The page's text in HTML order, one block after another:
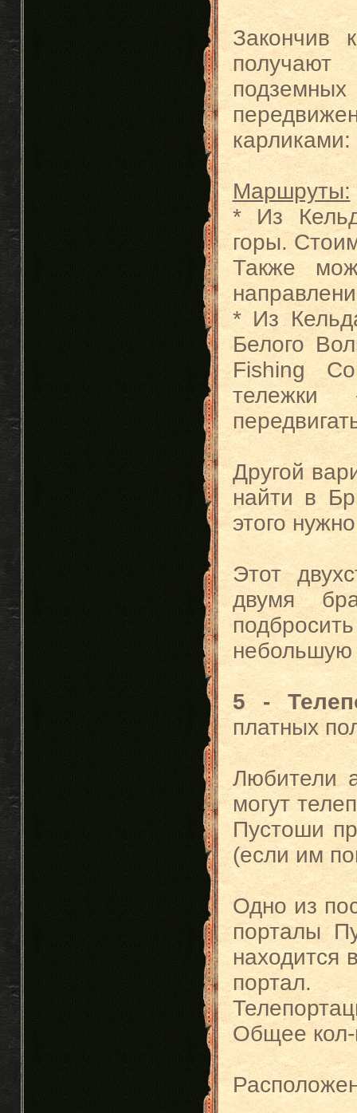
Закончив
карликами:
Маршруты:
* Из
горы.
Также
* Из
Белого
Fishing
Другой
найти в
этого
Этот
двумя
небольшую
5 -
платных
Любители
могут
Пустоши
(если им
Одно из
порталы
находится
портал.
Общее кол-